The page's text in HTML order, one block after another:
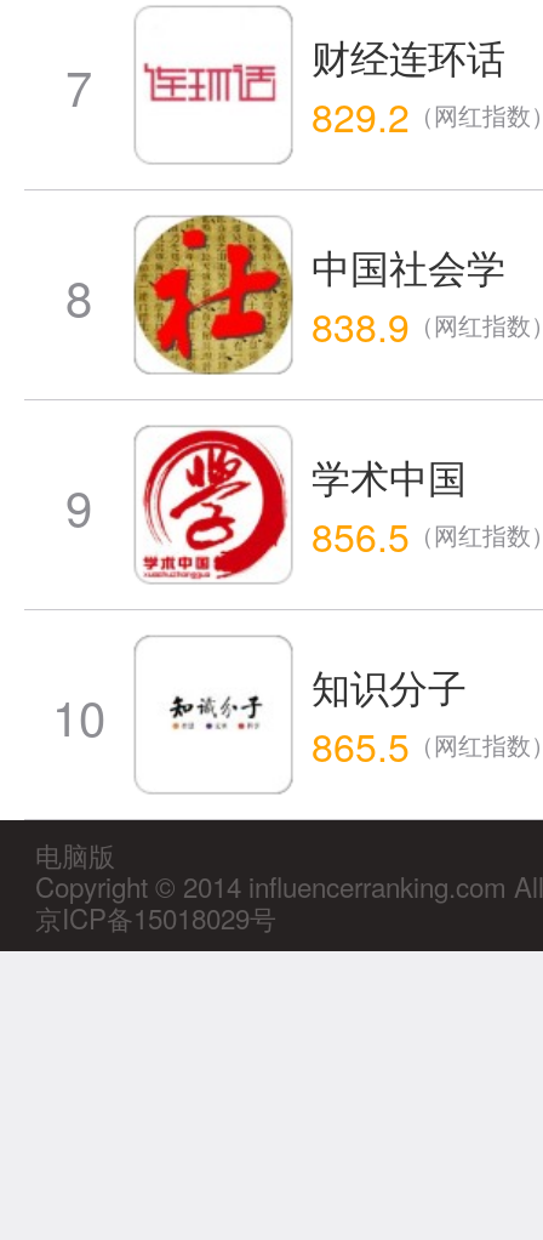
7
财经连环话
829.2 （网红指数
8
中国社会学
838.9 （网红指数
9
学术中国
856.5 （网红指数
10
知识分子
865.5 （网红指数
电脑版
Copyright © 2014 influencerranking.com
京ICP备15018029号